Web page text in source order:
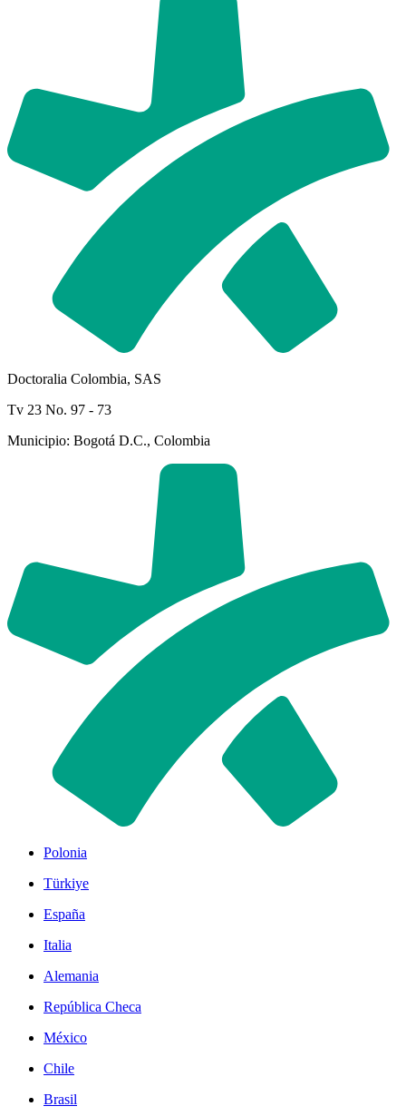
Doctoralia Colombia, SAS
Tv 23 No. 97 - 73
Municipio: Bogotá D.C., Colombia
Polonia
Türkiye
España
Italia
Alemania
República Checa
México
Chile
Brasil